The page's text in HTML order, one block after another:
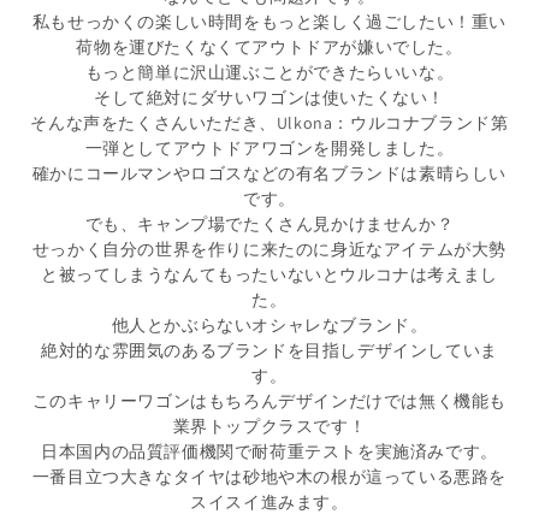
私もせっかくの楽しい時間をもっと楽しく過ごしたい！重い
荷物を運びたくなくてアウトドアが嫌いでした。
もっと簡単に沢山運ぶことができたらいいな。
そして絶対にダサいワゴンは使いたくない！
そんな声をたくさんいただき、Ulkona：ウルコナブランド第
一弾としてアウトドアワゴンを開発しました。
確かにコールマンやロゴスなどの有名ブランドは素晴らしい
です。
でも、キャンプ場でたくさん見かけませんか？
せっかく自分の世界を作りに来たのに身近なアイテムが大勢
と被ってしまうなんてもったいないとウルコナは考えまし
た。
他人とかぶらないオシャレなブランド。
絶対的な雰囲気のあるブランドを目指しデザインしていま
す。
このキャリーワゴンはもちろんデザインだけでは無く機能も
業界トップクラスです！
日本国内の品質評価機関で耐荷重テストを実施済みです。
一番目立つ大きなタイヤは砂地や木の根が這っている悪路を
スイスイ進みます。